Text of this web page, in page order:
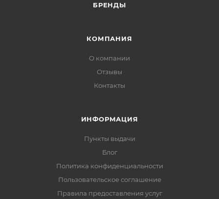
БРЕНДЫ
КОМПАНИЯ
О компании
Отзывы
Контакты
ИНФОРМАЦИЯ
Пункты выдачи
Блог
Политика конфиденциальности
Пользовательское соглашение
Правила предоставления услуг